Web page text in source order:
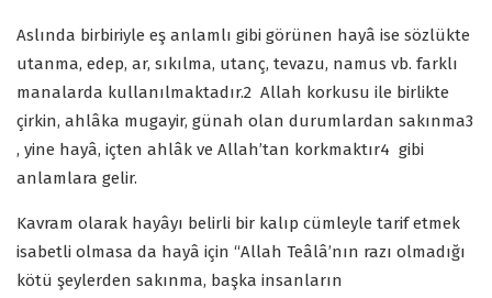
Aslında birbiriyle eş anlamlı gibi görünen hayâ ise sözlükte
utanma, edep, ar, sıkılma, utanç, tevazu, namus vb. farklı
manalarda kullanılmaktadır.2 Allah korkusu ile birlikte
çirkin, ahlâka mugayir, günah olan durumlardan sakınma3
, yine hayâ, içten ahlâk ve Allah’tan korkmaktır4 gibi
anlamlara gelir.
Kavram olarak hayâyı belirli bir kalıp cümleyle tarif etmek
isabetli olmasa da hayâ için “Allah Teâlâ’nın razı olmadığı
kötü şeylerden sakınma, başka insanların